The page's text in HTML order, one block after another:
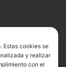
Estas cookies se
y realizar
con el